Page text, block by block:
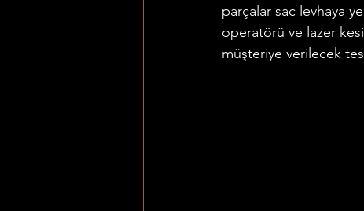
parçalar sac levhaya
operatörü ve lazer
müşteriye verilecek